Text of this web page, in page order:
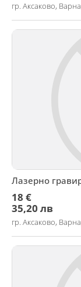
гр. Аксаково,
Лазерно
18 €
35,20 лв
гр. Аксаково,